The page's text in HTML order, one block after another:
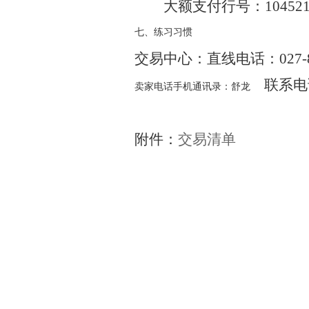
大额支付行号：
七、练习习惯
交易中心：直线电话：027-
卖家电话手机通讯录：舒龙 联系
附件： 交易清单